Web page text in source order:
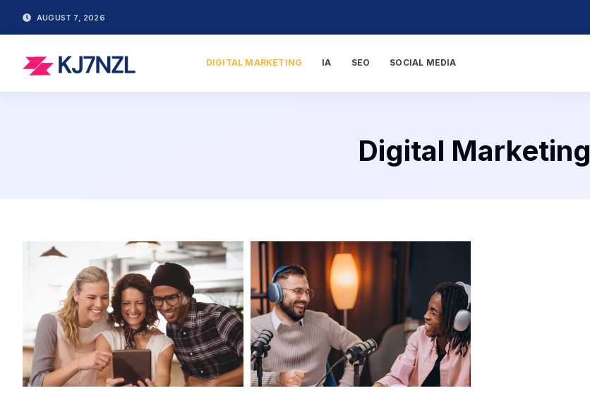
AUGUST 7, 2026
DIGITAL MARKETING IA SEO SOCIAL MEDIA
Digital Marketing